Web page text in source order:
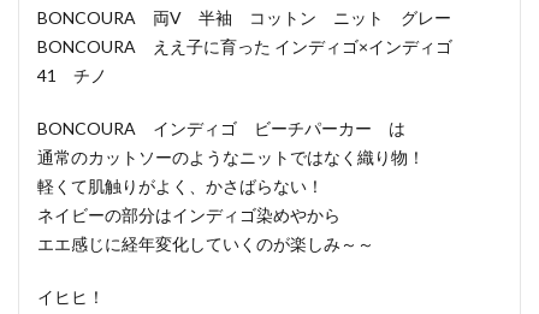
BONCOURA 両V 半袖 コットン ニット グレー
BONCOURA ええ子に育った インディゴ×インディゴ
41 チノ
BONCOURA インディゴ ビーチパーカー は
通常のカットソーのようなニットではなく織り物！
軽くて肌触りがよく、かさばらない！
ネイビーの部分はインディゴ染めやから
エエ感じに経年変化していくのが楽しみ～～
イヒヒ！